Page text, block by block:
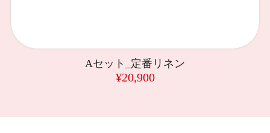
Aセット_定番リネン
¥20,900